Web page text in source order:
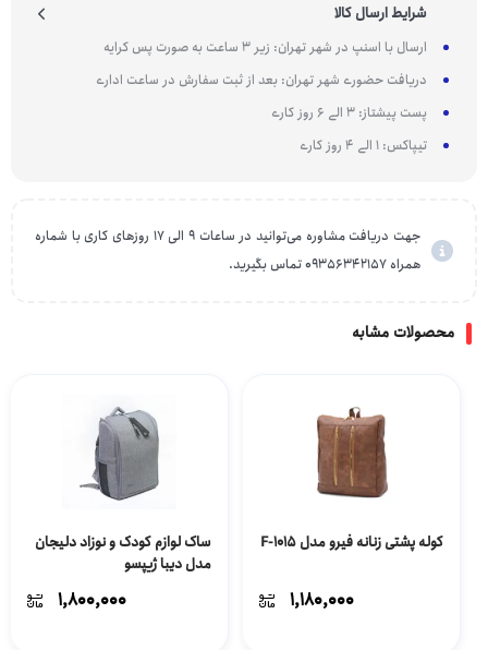
شرایط ارسال کالا
ارسال با اسنپ در شهر تهران: زیر 3 ساعت به صورت پس کرایه
دریافت حضوری شهر تهران: بعد از ثبت سفارش در ساعت اداری
پست پیشتاز: 3 الی 6 روز کاری
تیپاکس: 1 الی 4 روز کاری
جهت دریافت مشاوره می‌توانید در ساعات 9 الی 17 روزهای کاری با شماره
همراه 09356342157 تماس بگیرید.
محصولات مشابه
کوله پشتی زنانه فیرو مدل F-1015
1,180,000
ساک لوازم کودک و نوزاد دلیجان
مدل دیبا ژیپسو
1,800,000